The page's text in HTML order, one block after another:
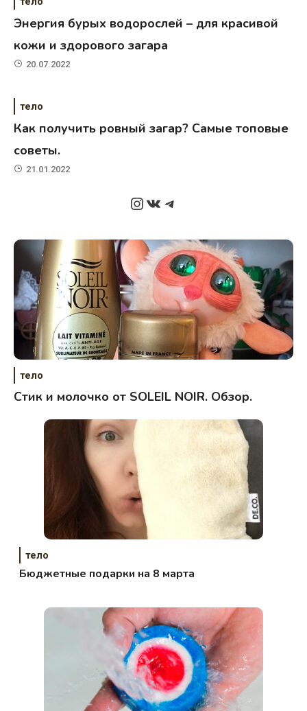
Энергия бурых водорослей – для красивой
кожи и здорового загара
20.07.2022
тело
Как получить ровный загар? Самые топовые
советы.
21.01.2022
Instagram
ВКонтакте
Telegram
тело
Стик и молочко от SOLEIL NOIR. Обзор.
тело
Бюджетные подарки на 8 марта